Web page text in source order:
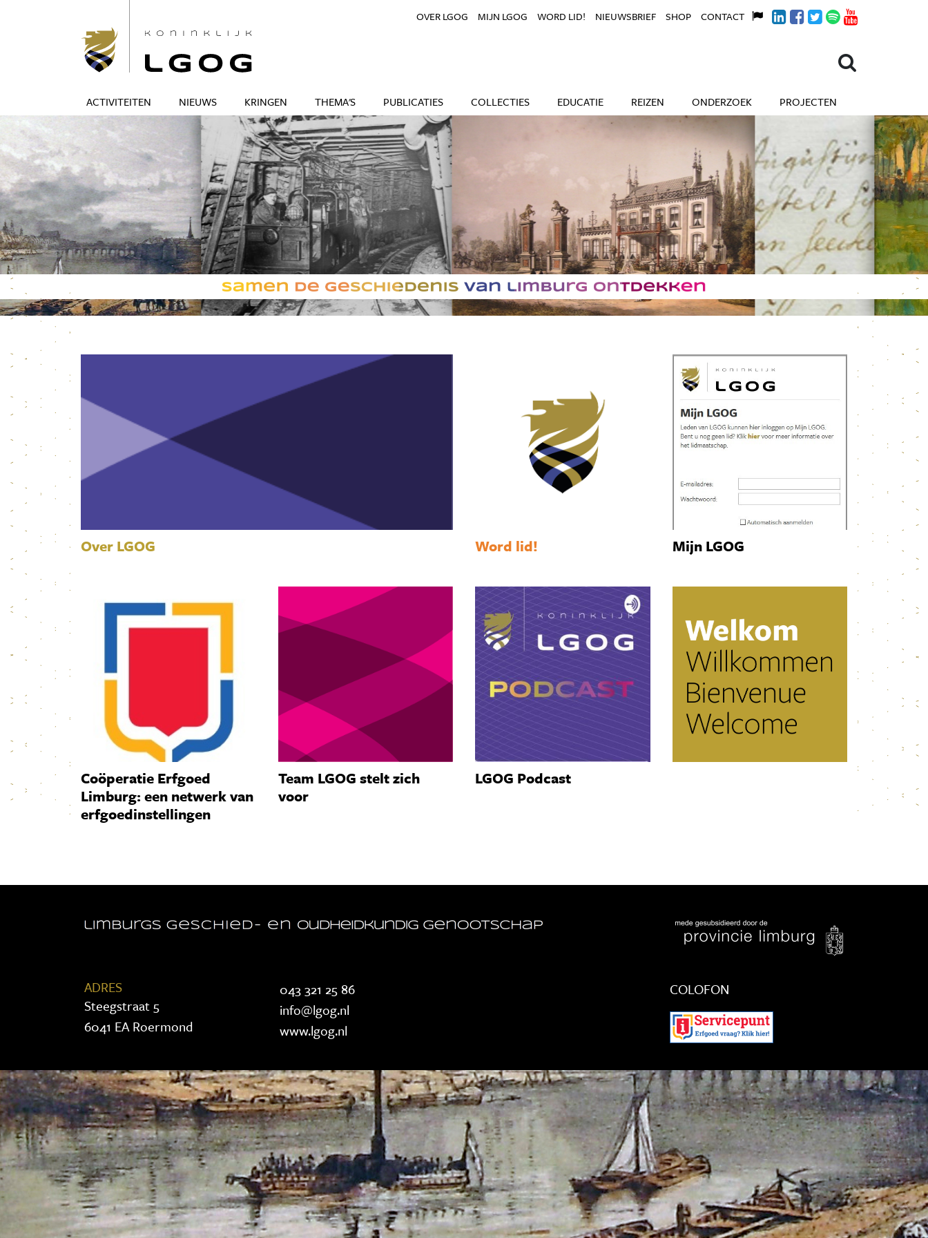
ACTIVITEITEN NIEUWS KRINGEN THEMA'S PUBLICATIES COLLECTIES EDUCATIE REIZEN ONDERZOEK PROJECTEN
OVER LGOG MIJN LGOG WORD LID! NIEUWSBRIEF SHOP CONTACT
Over LGOG Word lid! Mijn LGOG
Coöperatie Erfgoed
Limburg: een netwerk van
erfgoedinstellingen
Team LGOG stelt zich
voor
LGOG Podcast
ADRES
Steegstraat 5
6041 EA Roermond
043 321 25 86
info@lgog.nl
www.lgog.nl
COLOFON